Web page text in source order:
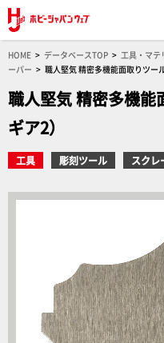
HOME データベースTOP 工具・マテ
ーパー
職人堅気 精密多機能面取りツー
職人堅気 精密多機能
ギア2）
工具 彫刻ツール スクレ